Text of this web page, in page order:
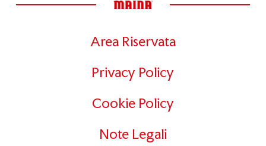
Area Riservata
Privacy Policy
Cookie Policy
Note Legali